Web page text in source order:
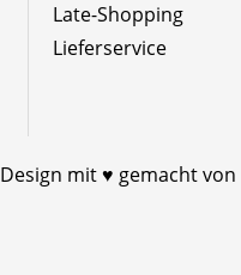
Late-Shopping
Lieferservice
Design mit ♥ gemacht von